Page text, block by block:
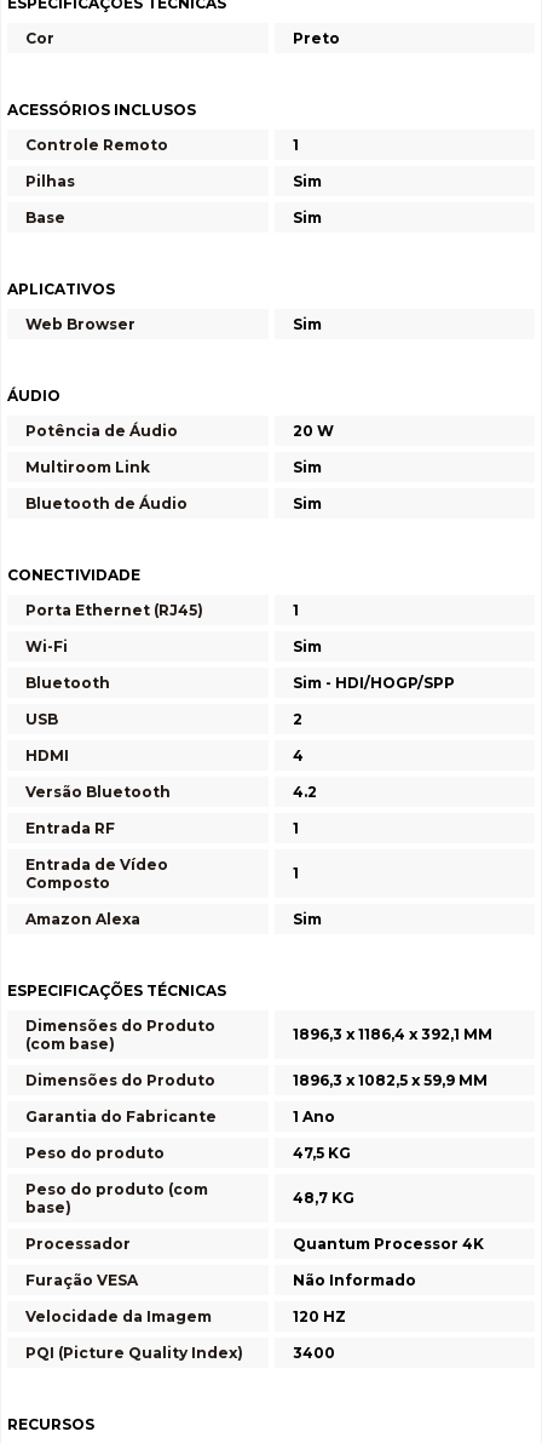
Cor
Preto
ACESSÓRIOS INCLUSOS
Controle Remoto
1
Pilhas
Sim
Base
Sim
APLICATIVOS
Web Browser
Sim
ÁUDIO
Potência de Áudio
20 W
Multiroom Link
Sim
Bluetooth de Áudio
Sim
CONECTIVIDADE
Porta Ethernet (RJ45)
1
Wi-Fi
Sim
Bluetooth
Sim - HDI/HOGP/SPP
USB
2
HDMI
4
Versão Bluetooth
4.2
Entrada RF
1
Entrada de Vídeo
Composto
1
Amazon Alexa Sim
ESPECIFICAÇÕES TÉCNICAS
Dimensões do Produto
(com base)
1896,3 x 1186,4 x 392,1 MM
Dimensões do Produto
1896,3 x 1082,5 x 59,9 MM
Garantia do Fabricante
1 Ano
Peso do produto
47,5 KG
Peso do produto (com
base)
48,7 KG
Processador
Quantum Processor 4K
Furação VESA
Não Informado
Velocidade da Imagem
120 HZ
PQI (Picture Quality Index)
3400
RECURSOS